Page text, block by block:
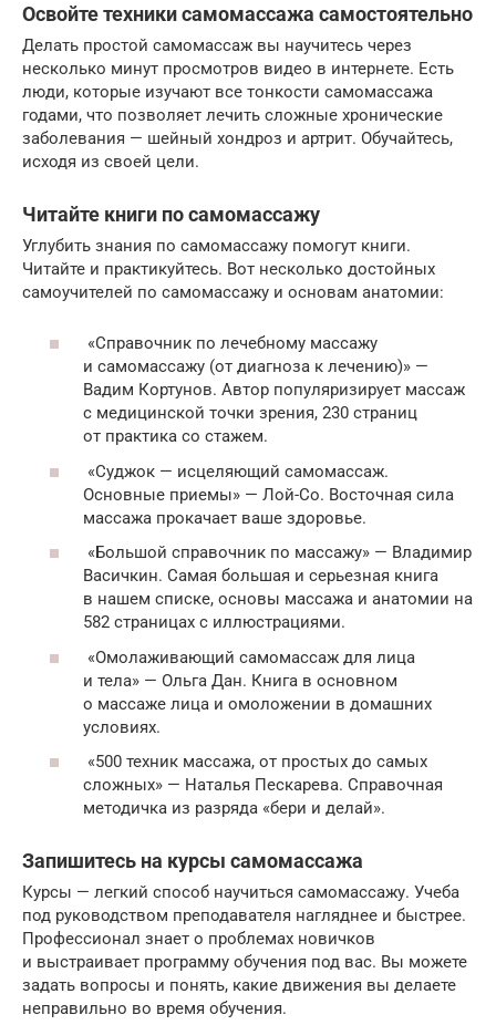
Освойте техники самомассажа самостоятельно
Делать простой самомассаж вы научитесь через
несколько минут просмотров видео в интернете. Есть
люди, которые изучают все тонкости самомассажа
годами, что позволяет лечить сложные хронические
заболевания — шейный хондроз и артрит. Обучайтесь,
исходя из своей цели.
Читайте книги по самомассажу
Углубить знания по самомассажу помогут книги.
Читайте и практикуйтесь. Вот несколько достойных
самоучителей по самомассажу и основам анатомии:
«Справочник по лечебному массажу
и самомассажу (от диагноза к лечению)» —
Вадим Кортунов. Автор популяризирует массаж
с медицинской точки зрения, 230 страниц
от практика со стажем.
«Суджок — исцеляющий самомассаж.
Основные приемы» — Лой-Со. Восточная сила
массажа прокачает ваше здоровье.
«Большой справочник по массажу» — Владимир
Васичкин. Самая большая и серьезная книга
в нашем списке, основы массажа и анатомии на
582 страницах с иллюстрациями.
«Омолаживающий самомассаж для лица
и тела» — Ольга Дан. Книга в основном
о массаже лица и омоложении в домашних
условиях.
«500 техник массажа, от простых до самых
сложных» — Наталья Пескарева. Справочная
методичка из разряда «бери и делай».
Запишитесь на курсы самомассажа
Курсы — легкий способ научиться самомассажу. Учеба
под руководством преподавателя нагляднее и быстрее.
Профессионал знает о проблемах новичков
и выстраивает программу обучения под вас. Вы можете
задать вопросы и понять, какие движения вы делаете
неправильно во время обучения.